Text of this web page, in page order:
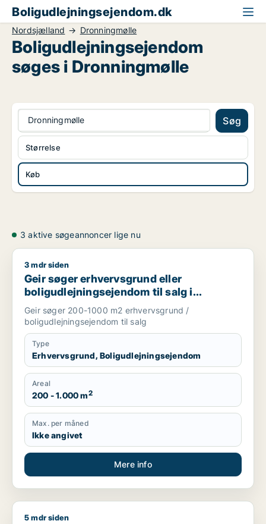
Boligudlejningsejendom.dk
Nordsjælland Dronningmølle
Boligudlejningsejendom
søges i Dronningmølle
Dronningmølle Søg
Køb
Størrelse
3 aktive søgeannoncer lige nu
Geir søger erhvervsgrund eller boligudlejningsejendom til
3 mdr siden
Geir søger erhvervsgrund eller
boligudlejningsejendom til salg i
Nordsjælland
Geir søger 200-1000 m2 erhvervsgrund /
boligudlejningsejendom til salg
Type
Erhvervsgrund, Boligudlejningsejendom
Areal
200 - 1.000 m2
Max. per måned
Ikke angivet
Mere info
Christian søger kontor, lager, værksted,
5 mdr siden